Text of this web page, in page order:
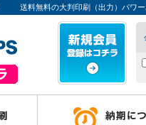
送料無料の大判印刷（出力）パワ